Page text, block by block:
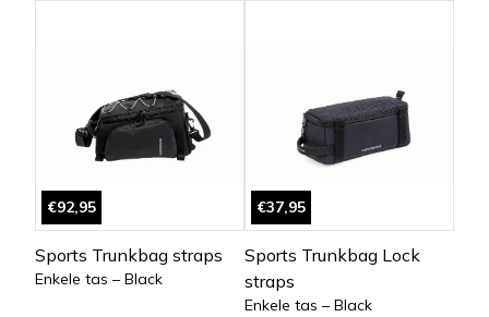
€92,95
Sports Trunkbag straps
Enkele tas – Black
€37,95
Sports Trunkbag Lock
straps
Enkele tas – Black